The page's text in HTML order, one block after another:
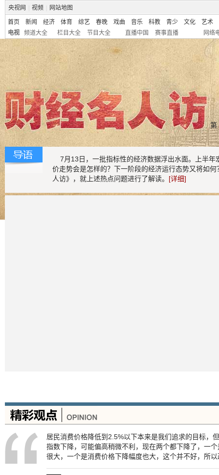
央视网 视频 网站地图
首页 新闻 经济 体育 综艺 春晚 戏曲 音乐 科教 青少 文化
艺术
电视
频道大全 栏目大全 节目大全 直播中国 赛事直播 网络
第
7月13日，一批指标性的经济数据浮出水面。上半年
价走势会是怎样的？下一阶段的经济运行态势又将如
人访》，就上述热点问题进行了解读。 [详细]
居民消费价格降低到2.5%以下本来是我们追求的目标，
指数下降，可能偏高稍微不利，现在两个都下降了，一
很大，一个是消费价格下降幅度也大，这个并不好，所